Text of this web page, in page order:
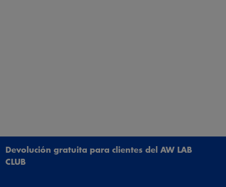
Devolución gratuita para clientes del AW LAB
CLUB